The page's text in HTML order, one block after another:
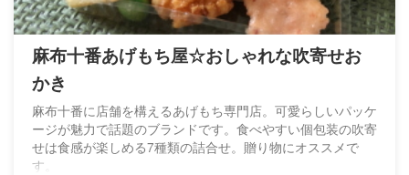
麻布十番あげもち屋☆おしゃれな吹寄せお
かき
麻布十番に店舗を構えるあげもち専門店。可愛らしいパッケ
ージが魅力で話題のブランドです。食べやすい個包装の吹寄
せは食感が楽しめる7種類の詰合せ。贈り物にオススメで
す。